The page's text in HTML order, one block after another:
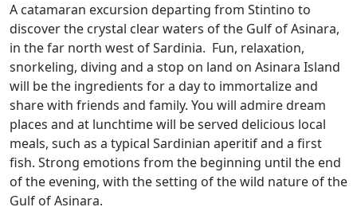
A catamaran excursion departing from Stintino to
discover the crystal clear waters of the Gulf of Asinara,
in the far north west of Sardinia. Fun, relaxation,
snorkeling, diving and a stop on land on Asinara Island
will be the ingredients for a day to immortalize and
share with friends and family. You will admire dream
places and at lunchtime will be served delicious local
meals, such as a typical Sardinian aperitif and a first
fish. Strong emotions from the beginning until the end
of the evening, with the setting of the wild nature of the
Gulf of Asinara.